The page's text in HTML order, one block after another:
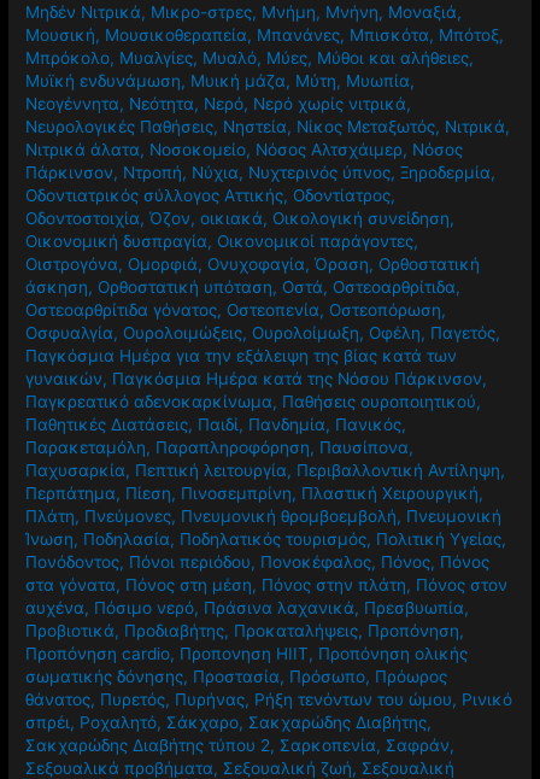
Μηδέν Νιτρικά, Μικρο-στρες, Μνήμη, Μνήνη, Μοναξιά,
Μουσική, Μουσικοθεραπεία, Μπανάνες, Μπισκότα, Μπότοξ,
Μπρόκολο, Μυαλγίες, Μυαλό, Μύες, Μύθοι και αλήθειες,
Μυϊκή ενδυνάμωση, Μυική μάζα, Μύτη, Μυωπία,
Νεογέννητα, Νεότητα, Νερό, Νερό χωρίς νιτρικά,
Νευρολογικές Παθήσεις, Νηστεία, Νίκος Μεταξωτός, Νιτρικά,
Νιτρικά άλατα, Νοσοκομείο, Νόσος Αλτσχάιμερ, Νόσος
Πάρκινσον, Ντροπή, Νύχια, Νυχτερινός ύπνος,Ξηροδερμία,
Οδοντιατρικός σύλλογος Αττικής, Οδοντίατρος,
Οδοντοστοιχία,Όζον,οικιακά, Οικολογική συνείδηση,
Οικονομική δυσπραγία, Οικονομικοί παράγοντες,
Οιστρογόνα, Ομορφιά, Ονυχοφαγία,Όραση, Ορθοστατική
άσκηση, Ορθοστατική υπόταση, Οστά, Οστεοαρθρίτιδα,
Οστεοαρθρίτιδα γόνατος, Οστεοπενία, Οστεοπόρωση,
Οσφυαλγία, Ουρολοιμώξεις, Ουρολοίμωξη, Οφέλη, Παγετός,
Παγκόσμια Ημέρα για την εξάλειψη της βίας κατά των
γυναικών, Παγκόσμια Ημέρα κατά της Νόσου Πάρκινσον,
Παγκρεατικό αδενοκαρκίνωμα, Παθήσεις ουροποιητικού,
Παθητικές Διατάσεις, Παιδί, Πανδημία, Πανικός,
Παρακεταμόλη, Παραπληροφόρηση, Παυσίπονα,
Παχυσαρκία, Πεπτική λειτουργία, Περιβαλλοντική Αντίληψη,
Περπάτημα, Πίεση, Πινοσεμπρίνη, Πλαστική Χειρουργική,
Πλάτη, Πνεύμονες, Πνευμονική θρομβοεμβολή, Πνευμονική
Ίνωση, Ποδηλασία, Ποδηλατικός τουρισμός, Πολιτική Υγείας,
Πονόδοντος, Πόνοι περιόδου, Πονοκέφαλος, Πόνος, Πόνος
στα γόνατα, Πόνος στη μέση, Πόνος στην πλάτη, Πόνος στον
αυχένα, Πόσιμο νερό, Πράσινα λαχανικά, Πρεσβυωπία,
Προβιοτικά, Προδιαβήτης, Προκαταλήψεις, Προπόνηση,
Προπόνηση cardio, Προπονηση HIIT, Προπόνηση ολικής
σωματικής δόνησης, Προστασία, Πρόσωπο, Πρόωρος
θάνατος, Πυρετός, Πυρήνας, Ρήξη τενόντων του ώμου, Ρινικό
σπρέι, Ροχαλητό, Σάκχαρο, Σακχαρώδης Διαβήτης,
Σακχαρώδης Διαβήτης τύπου 2, Σαρκοπενία, Σαφράν,
Σεξουαλικά προβήματα, Σεξουαλική ζωή, Σεξουαλική